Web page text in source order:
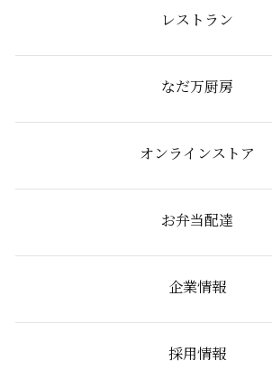
レストラン
なだ万厨房
オンラインストア
お弁当配達
企業情報
採用情報